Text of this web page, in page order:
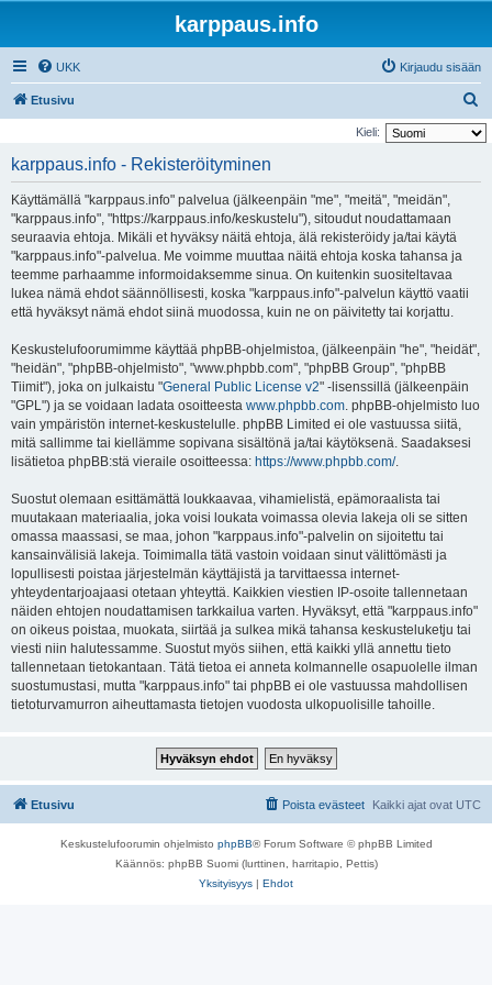
karppaus.info
UKK Kirjaudu sisään
Etusivu
t
Kieli:
karppaus.info - Rekisteröityminen
Käyttämällä "karppaus.info" palvelua (jälkeenpäin "me", "meitä", "meidän",
"karppaus.info", "https://karppaus.info/keskustelu"), sitoudut noudattamaan
seuraavia ehtoja. Mikäli et hyväksy näitä ehtoja, älä rekisteröidy ja/tai käytä
"karppaus.info"-palvelua. Me voimme muuttaa näitä ehtoja koska tahansa ja
teemme parhaamme informoidaksemme sinua. On kuitenkin suositeltavaa
lukea nämä ehdot säännöllisesti, koska "karppaus.info"-palvelun käyttö vaatii
että hyväksyt nämä ehdot siinä muodossa, kuin ne on päivitetty tai korjattu.
Keskustelufoorumimme käyttää phpBB-ohjelmistoa, (jälkeenpäin "he", "heidät",
"heidän", "phpBB-ohjelmisto", "www.phpbb.com", "phpBB Group", "phpBB
Tiimit"), joka on julkaistu "General Public License v2" -lisenssillä (jälkeenpäin
"GPL") ja se voidaan ladata osoitteesta www.phpbb.com. phpBB-ohjelmisto luo
vain ympäristön internet-keskustelulle. phpBB Limited ei ole vastuussa siitä,
mitä sallimme tai kiellämme sopivana sisältönä ja/tai käytöksenä. Saadaksesi
lisätietoa phpBB:stä vieraile osoitteessa: https://www.phpbb.com/.
Suostut olemaan esittämättä loukkaavaa, vihamielistä, epämoraalista tai
muutakaan materiaalia, joka voisi loukata voimassa olevia lakeja oli se sitten
omassa maassasi, se maa, johon "karppaus.info"-palvelin on sijoitettu tai
kansainvälisiä lakeja. Toimimalla tätä vastoin voidaan sinut välittömästi ja
lopullisesti poistaa järjestelmän käyttäjistä ja tarvittaessa internet-
yhteydentarjoajaasi otetaan yhteyttä. Kaikkien viestien IP-osoite tallennetaan
näiden ehtojen noudattamisen tarkkailua varten. Hyväksyt, että "karppaus.info"
on oikeus poistaa, muokata, siirtää ja sulkea mikä tahansa keskusteluketju tai
viesti niin halutessamme. Suostut myös siihen, että kaikki yllä annettu tieto
tallennetaan tietokantaan. Tätä tietoa ei anneta kolmannelle osapuolelle ilman
suostumustasi, mutta "karppaus.info" tai phpBB ei ole vastuussa mahdollisen
tietoturvamurron aiheuttamasta tietojen vuodosta ulkopuolisille tahoille.
Etusivu Kaikki ajat ovat UTC
Poista evästeet
Keskustelufoorumin ohjelmisto phpBB® Forum Software © phpBB Limited
Käännös: phpBB Suomi (lurttinen, harritapio, Pettis)
Yksityisyys | Ehdot